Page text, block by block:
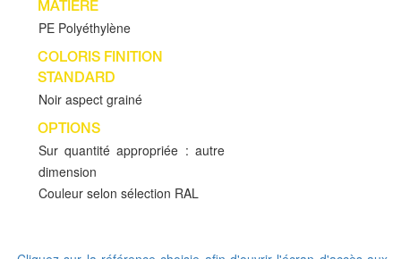
MATIERE
PE Polyéthylène
COLORIS FINITION
STANDARD
Noir aspect grainé
OPTIONS
Sur quantité appropriée : autre
dimension
Couleur selon sélection RAL